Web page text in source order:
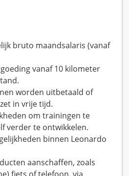
bruto maandsalaris (vanaf
vanaf 10 kilometer
worden uitbetaald of
in vrije tijd.
om trainingen te
verder te ontwikkelen.
binnen Leonardo
aanschaffen, zoals